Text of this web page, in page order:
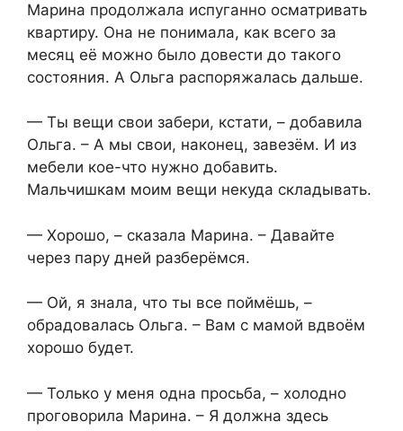
Марина продолжала испуганно осматривать
квартиру. Она не понимала, как всего за
месяц её можно было довести до такого
состояния. А Ольга распоряжалась дальше.
— Ты вещи свои забери, кстати, – добавила
Ольга. – А мы свои, наконец, завезём. И из
мебели кое-что нужно добавить.
Мальчишкам моим вещи некуда складывать.
— Хорошо, – сказала Марина. – Давайте
через пару дней разберёмся.
— Ой, я знала, что ты все поймёшь, –
обрадовалась Ольга. – Вам с мамой вдвоём
хорошо будет.
— Только у меня одна просьба, – холодно
проговорила Марина. – Я должна здесь